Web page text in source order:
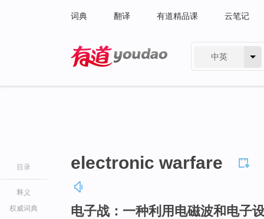
词典 翻译 有道精品课 云笔记
中英
目录
释义
权威词典
electronic warfare
电子战：一种利用电磁波和电子